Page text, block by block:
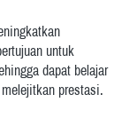
untuk
dapat belajar
prestasi.